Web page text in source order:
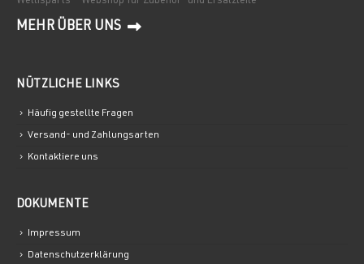
MEHR ÜBER UNS
NÜTZLICHE LINKS
Häufig gestellte Fragen
Versand- und Zahlungsarten
Kontaktiere uns
DOKUMENTE
Impressum
Datenschutzerklärung